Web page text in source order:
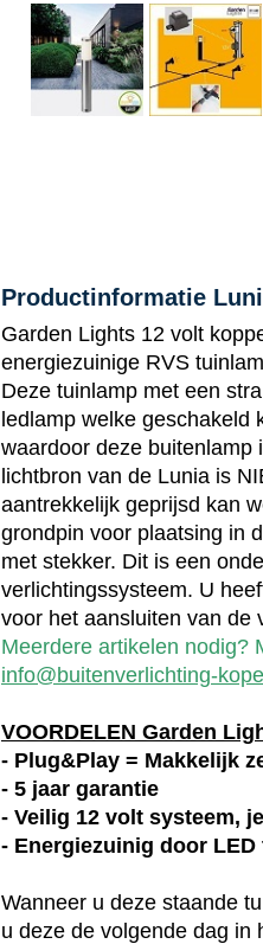
Productinformatie
Garden Lights 12 volt
energiezuinige RVS
Deze tuinlamp met een
ledlamp welke geschakeld
waardoor deze buitenlamp
lichtbron van de Lunia is
aantrekkelijk geprijsd kan
grondpin voor plaatsing in
met stekker. Dit is een
verlichtingssysteem. U
voor het aansluiten van de
Meerdere artikelen nodig?
info@buitenverlichting-
VOORDELEN Garden
- Plug&Play = Makkelijk
- 5 jaar garantie
- Veilig 12 volt systeem,
- Energiezuinig door
Wanneer u deze staande
u deze de volgende dag in